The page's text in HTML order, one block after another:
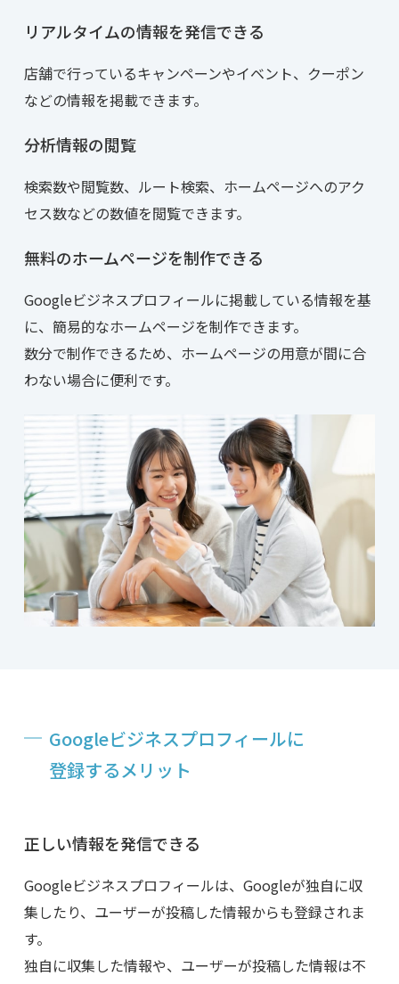
リアルタイムの情報を発信できる
店舗で行っているキャンペーンやイベント、クーポン
などの情報を掲載できます。
分析情報の閲覧
検索数や閲覧数、ルート検索、ホームページへのアク
セス数などの数値を閲覧できます。
無料のホームページを制作できる
Googleビジネスプロフィールに掲載している情報を基
に、簡易的なホームページを制作できます。
数分で制作できるため、ホームページの用意が間に合
わない場合に便利です。
Googleビジネスプロフィールに
登録するメリット
正しい情報を発信できる
Googleビジネスプロフィールは、Googleが独自に収
集したり、ユーザーが投稿した情報からも登録されま
す。
独自に収集した情報や、ユーザーが投稿した情報は不